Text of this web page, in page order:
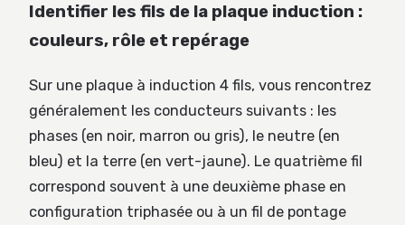
Identifier les fils de la plaque induction :
couleurs, rôle et repérage
Sur une plaque à induction 4 fils, vous rencontrez
généralement les conducteurs suivants : les
phases (en noir, marron ou gris), le neutre (en
bleu) et la terre (en vert-jaune). Le quatrième fil
correspond souvent à une deuxième phase en
configuration triphasée ou à un fil de pontage